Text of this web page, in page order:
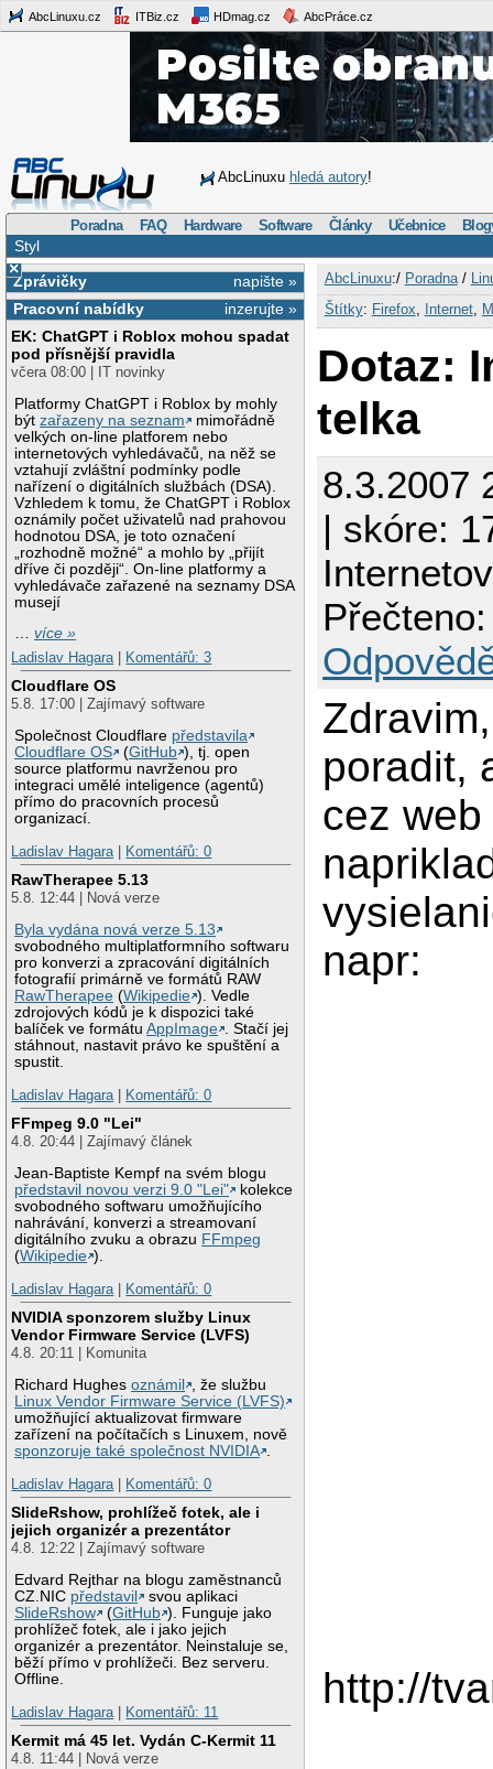
AbcLinuxu.cz ITBiz.cz HDmag.cz AbcPráce.cz
AbcLinuxu hledá autory!
Poradna FAQ Hardware Software Články Učebnice
Styl
×
napište »
Zprávičky
inzerujte »
Pracovní nabídky
EK: ChatGPT i Roblox mohou spadat
pod přísnější pravidla
včera 08:00 | IT novinky
Platformy ChatGPT i Roblox by mohly
býtzařazeny na seznam
mimořádně
velkých on-line platforem nebo
internetových vyhledávačů, na něž se
vztahují zvláštní podmínky podle
nařízení o digitálních službách (DSA).
Vzhledem k tomu, že ChatGPT i Roblox
oznámily počet uživatelů nad prahovou
hodnotou DSA, je toto označení
„rozhodně možné“ a mohlo by „přijít
dříve či později“. On-line platformy a
vyhledávače zařazené na seznamy DSA
musejí
…více »
Ladislav Hagara
Komentářů: 3
Cloudflare OS
5.8. 17:00 | Zajímavý software
Společnost Cloudflare představila
Cloudflare OS
(GitHub ), tj. open
source platformu navrženou pro
integraci umělé inteligence (agentů)
přímo do pracovních procesů
organizací.
Ladislav Hagara
Komentářů: 0
RawTherapee 5.13
5.8. 12:44 | Nová verze
Byla vydána nová verze 5.13
svobodného multiplatformního softwaru
pro konverzi a zpracování digitálních
fotografií primárně ve formátů RAW
RawTherapee (Wikipedie ). Vedle
zdrojových kódů je k dispozici také
balíček ve formátuAppImage . Stačí jej
stáhnout, nastavit právo ke spuštění a
spustit.
Ladislav Hagara
Komentářů: 0
FFmpeg 9.0 "Lei"
4.8. 20:44 | Zajímavý článek
Jean-Baptiste Kempf na svém blogu
představil novou verzi 9.0 "Lei"
kolekce
svobodného softwaru umožňujícího
nahrávání, konverzi a streamovaní
digitálního zvuku a obrazu FFmpeg
(Wikipedie ).
Ladislav Hagara
Komentářů: 0
NVIDIA sponzorem služby Linux
Vendor Firmware Service (LVFS)
4.8. 20:11 | Komunita
Richard Hughesoznámil
, že službu
Linux Vendor Firmware Service (LVFS)
umožňující aktualizovat firmware
zařízení na počítačích s Linuxem, nově
sponzoruje také společnost NVIDIA .
Ladislav Hagara | Komentářů: 0
SlideRshow, prohlížeč fotek, ale i
jejich organizér a prezentátor
4.8. 12:22 | Zajímavý software
Edvard Rejthar na blogu zaměstnanců
CZ.NIC představil
svou aplikaci
SlideRshow
(GitHub ). Funguje jako
prohlížeč fotek, ale i jako jejich
organizér a prezentátor. Neinstaluje se,
běží přímo v prohlížeči. Bez serveru.
Offline.
Ladislav Hagara | Komentářů: 11
Kermit má 45 let. Vydán C-Kermit 11
4.8. 11:44 | Nová verze
AbcLinuxu:/ Poradna/
Štítky: Firefox Internet,
Dotaz:
telka
8.3.2007
| skóre:
poradit,
cez
napr:
http://